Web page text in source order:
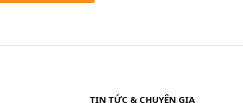
TIN TỨC & CHUYÊN GIA